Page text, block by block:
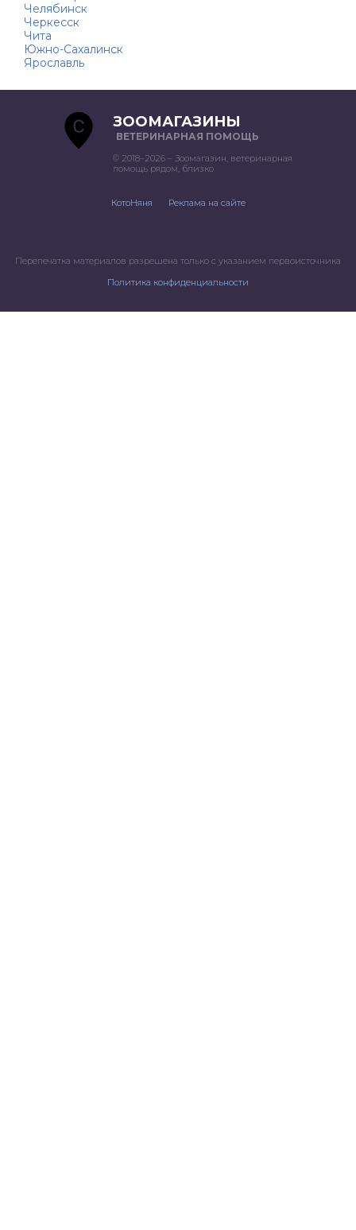
Челябинск
Черкесск
Чита
Южно-Сахалинск
Ярославль
ЗООМАГАЗИНЫ
ВЕТЕРИНАРНАЯ ПОМОЩЬ
© 2018–2026 – Зоомагазин, ветеринарная
помощь рядом, близко
КотоНяня Реклама на сайте
Перепечатка материалов разрешена только с указанием первоисточника
Политика конфиденциальности